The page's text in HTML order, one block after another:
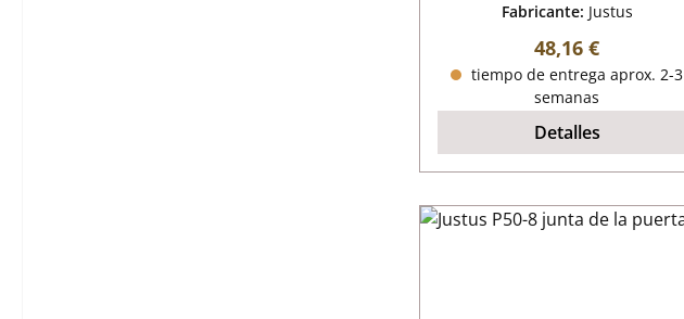
Fabricante: Justus
Precio normal:
48,16 €
tiempo de entrega aprox. 2-3
semanas
Detalles